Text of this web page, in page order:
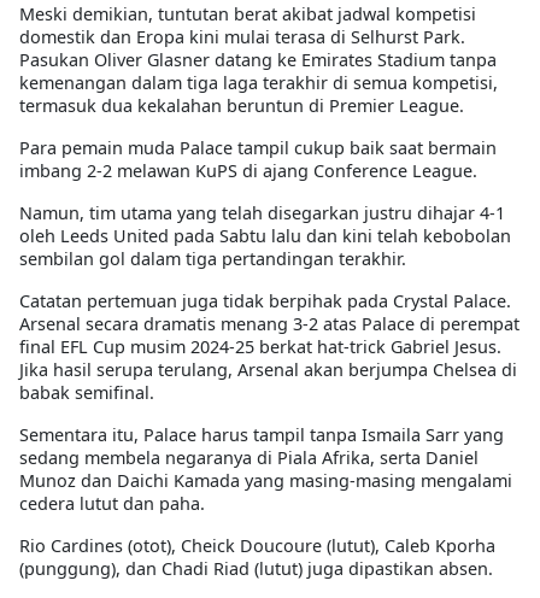
Meski demikian, tuntutan berat akibat jadwal kompetisi
domestik dan Eropa kini mulai terasa di Selhurst Park.
Pasukan Oliver Glasner datang ke Emirates Stadium tanpa
kemenangan dalam tiga laga terakhir di semua kompetisi,
termasuk dua kekalahan beruntun di Premier League.
Para pemain muda Palace tampil cukup baik saat bermain
imbang 2-2 melawan KuPS di ajang Conference League.
Namun, tim utama yang telah disegarkan justru dihajar 4-1
oleh Leeds United pada Sabtu lalu dan kini telah kebobolan
sembilan gol dalam tiga pertandingan terakhir.
Catatan pertemuan juga tidak berpihak pada Crystal Palace.
Arsenal secara dramatis menang 3-2 atas Palace di perempat
final EFL Cup musim 2024-25 berkat hat-trick Gabriel Jesus.
Jika hasil serupa terulang, Arsenal akan berjumpa Chelsea di
babak semifinal.
Sementara itu, Palace harus tampil tanpa Ismaila Sarr yang
sedang membela negaranya di Piala Afrika, serta Daniel
Munoz dan Daichi Kamada yang masing-masing mengalami
cedera lutut dan paha.
Rio Cardines (otot), Cheick Doucoure (lutut), Caleb Kporha
(punggung), dan Chadi Riad (lutut) juga dipastikan absen.